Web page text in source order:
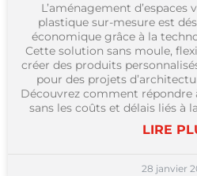
L’aménagement d’espaces
plastique sur-mesure est
économique grâce à la
Cette solution sans moule,
créer des produits
pour des projets
Découvrez comment répondre
sans les coûts et délais liés à
LIRE
28 janvier